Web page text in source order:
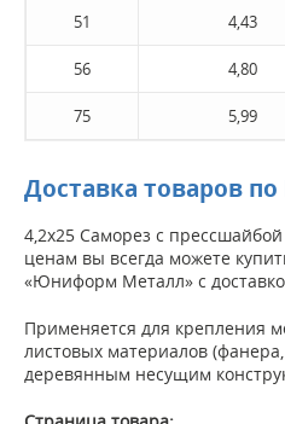
51 4,43
56 4,80
75 5,99
Доставка товаров
4,2х25 Саморез с
ценам вы всегда можете
«Юниформ Металл» с
Применяется для крепления
листовых материалов
деревянным несущим